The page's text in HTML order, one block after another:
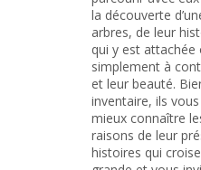
la découverte
arbres, de leur
qui y est
simplement à
et leur beauté.
inventaire, ils
mieux connaître
raisons de leur
histoires qui